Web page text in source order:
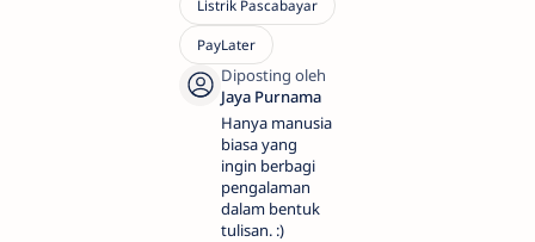
Hanya manusia
biasa yang
ingin berbagi
pengalaman
dalam bentuk
tulisan. :)